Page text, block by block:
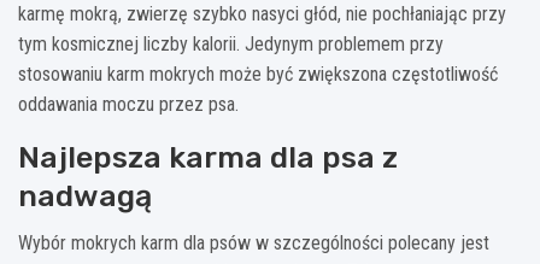
karmę mokrą, zwierzę szybko nasyci głód, nie pochłaniając przy
tym kosmicznej liczby kalorii. Jedynym problemem przy
stosowaniu karm mokrych może być zwiększona częstotliwość
oddawania moczu przez psa.
Najlepsza karma dla psa z
nadwagą
Wybór mokrych karm dla psów w szczególności polecany jest